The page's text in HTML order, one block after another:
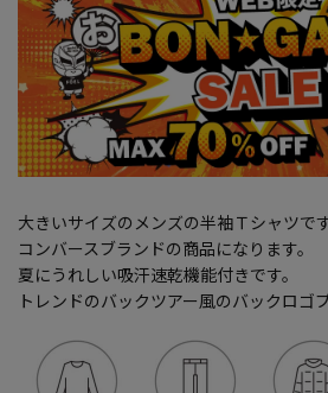
大きいサイズのメンズの半袖Ｔシャツです
コンバースブランドの商品になります。
夏にうれしい吸汗速乾機能付きです。
トレンドのバックツアー風のバックロゴ